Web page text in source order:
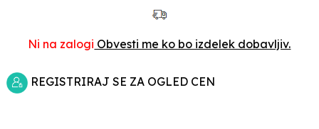
Ni na zalogi Obvesti me ko bo izdelek dobavljiv.
REGISTRIRAJ SE ZA OGLED CEN